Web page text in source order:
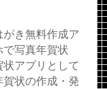
がき無料作成ア
で写真年賀状
状アプリとして
状の作成・発